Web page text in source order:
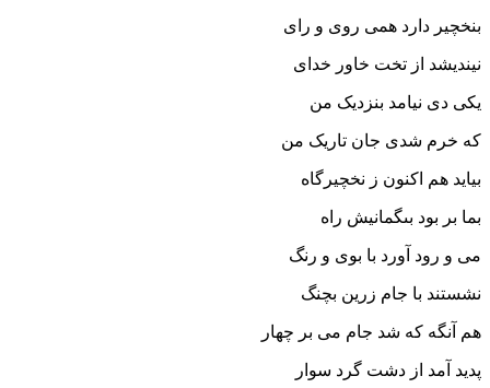
بنخچیر دارد همى روى و راى
نیندیشد از تخت خاور خداى‏
یکى دى نیامد بنزدیک من
که خرم شدى جان تاریک من‏
بیاید هم اکنون ز نخچیرگاه
بما بر بود بى‏گمانیش راه‏
مى و رود آورد با بوى و رنگ
نشستند با جام زرین بچنگ‏
هم آنگه که شد جام مى بر چهار
پدید آمد از دشت گرد سوار